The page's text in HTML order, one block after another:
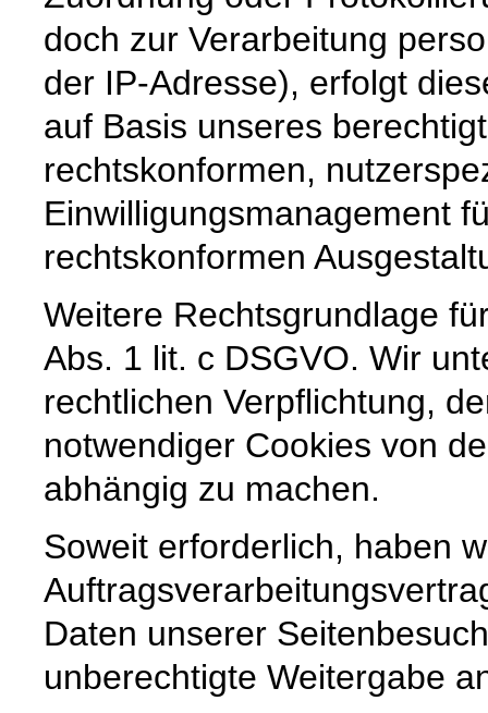
doch zur Verarbeitung
der IP-Adresse), erfolgt
auf Basis unseres
rechtskonformen,
Einwilligungsmanagement
rechtskonformen
Weitere Rechtsgrundlage
Abs. 1 lit. c DSGVO. Wir
rechtlichen Verpflichtung,
notwendiger Cookies von
abhängig zu machen.
Soweit erforderlich, haben
Daten unserer
unberechtigte Weitergabe